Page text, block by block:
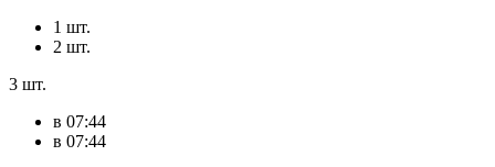
1 шт.
2 шт.
3 шт.
в 07:44
в 07:44